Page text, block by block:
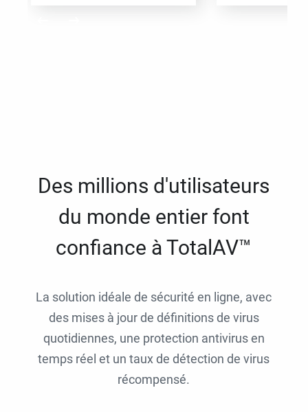
Des millions d'utilisateurs
du monde entier font
confiance à TotalAV™
La solution idéale de sécurité en ligne, avec
des mises à jour de définitions de virus
quotidiennes, une protection antivirus en
temps réel et un taux de détection de virus
récompensé.